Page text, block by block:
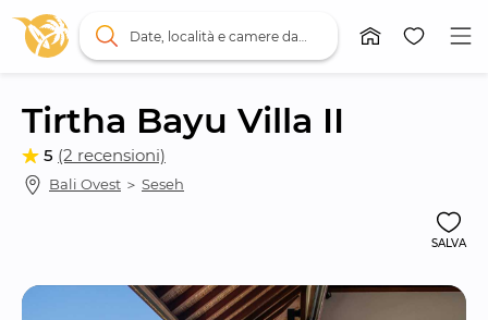
Tirtha Bayu Villa II
5 (2 recensioni)
Bali Ovest ＞ Seseh
SALVA